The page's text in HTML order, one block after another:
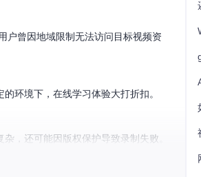
户曾因地域限制无法访问目标视频资
环境下，在线学习体验大打折扣。
，还可能因版权保护导致录制失败。